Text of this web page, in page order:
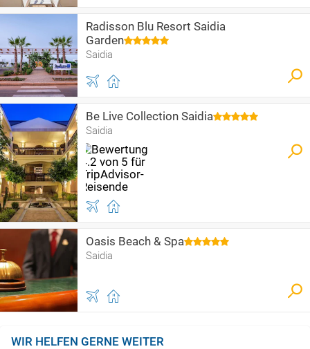
Radisson Blu Resort Saidia
Garden
Saidia
Be Live Collection Saidia
Saidia
Oasis Beach & Spa
Saidia
WIR HELFEN GERNE WEITER